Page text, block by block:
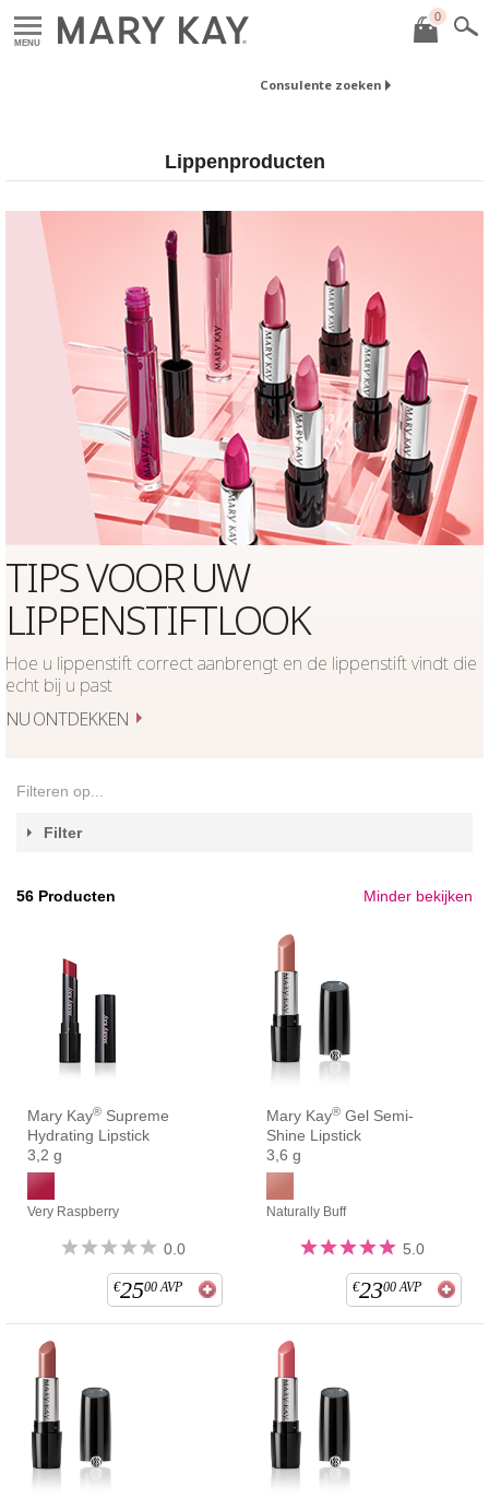
MENU
0
Consulente zoeken
Lippenproducten
TIPS VOOR UW
LIPPENSTIFTLOOK
Hoe u lippenstift correct aanbrengt en de lippenstift vindt die
echt bij u past
NU ONTDEKKEN
Filteren op...
Filter
56 Producten Minder bekijken
Mary Kay® Supreme
Hydrating Lipstick
3,2 g
Very Raspberry
0.0
€2500 AVP
Mary Kay® Gel Semi-
Shine Lipstick
3,6 g
Naturally Buff
5.0
€2300 AVP